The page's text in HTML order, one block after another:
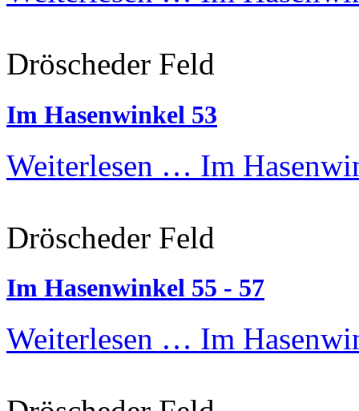
Dröscheder Feld
Im Hasenwinkel 53
Weiterlesen … Im
Dröscheder Feld
Im Hasenwinkel 55 - 57
Weiterlesen … Im